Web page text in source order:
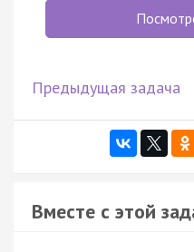
Предыдущая задача
Вместе с этой